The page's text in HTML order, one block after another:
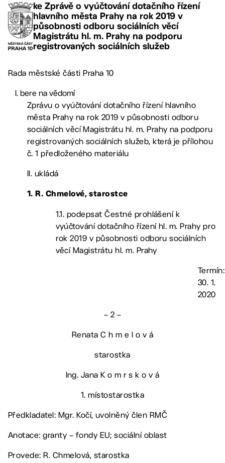
ke Zprávě o vyúčtování dotačního řízení
hlavního města Prahy na rok 2019 v
působnosti odboru sociálních věcí
Magistrátu hl. m. Prahy na podporu
registrovaných sociálních služeb
Rada městské části Praha 10
bere na vědomí
Zprávu o vyúčtování dotačního řízení hlavního
města Prahy na rok 2019 v působnosti odboru
sociálních věcí Magistrátu hl. m. Prahy na podporu
registrovaných sociálních služeb, která je přílohou
č. 1 předloženého materiálu
II. ukládá
1. R. Chmelové, starostce
1.1. podepsat Čestné prohlášení k
vyúčtování dotačního řízení hl. m. Prahy pro
rok 2019 v působnosti odboru sociálních
věcí Magistrátu hl. m. Prahy
Termín:
30. 1.
2020
– 2 –
Renata C h m e l o v á
starostka
Ing. Jana K o m r s k o v á
1. místostarostka
Předkladatel: Mgr. Kočí, uvolněný člen RMČ
Anotace: granty – fondy EU; sociální oblast
Provede: R. Chmelová, starostka